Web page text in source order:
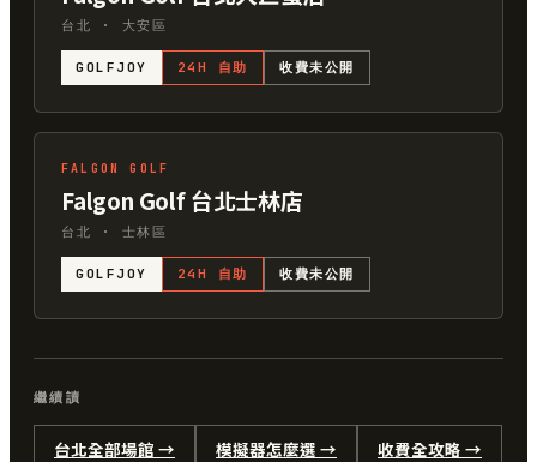
台北 · 大安區
GOLFJOY 24H 自助 收費未公開
FALGON GOLF
Falgon Golf 台北士林店
台北 · 士林區
GOLFJOY 24H 自助 收費未公開
繼續讀
台北全部場館 → 模擬器怎麼選 → 收費全攻略 →